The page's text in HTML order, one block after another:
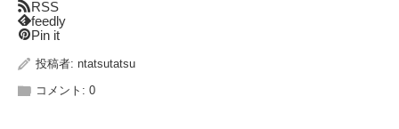
RSS
feedly
Pin it
投稿者: ntatsutatsu
コメント: 0